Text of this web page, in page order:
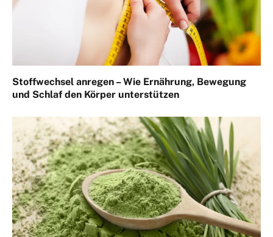
Stoffwechsel anregen – Wie Ernährung, Bewegung
und Schlaf den Körper unterstützen